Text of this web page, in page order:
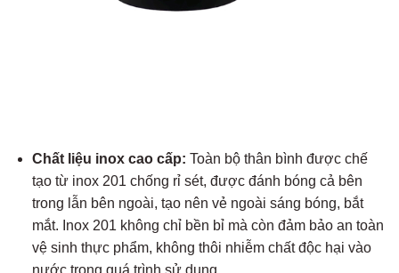
Chất liệu inox cao cấp: Toàn bộ thân bình được chế
tạo từ inox 201 chống rỉ sét, được đánh bóng cả bên
trong lẫn bên ngoài, tạo nên vẻ ngoài sáng bóng, bắt
mắt. Inox 201 không chỉ bền bỉ mà còn đảm bảo an toàn
vệ sinh thực phẩm, không thôi nhiễm chất độc hại vào
nước trong quá trình sử dụng.